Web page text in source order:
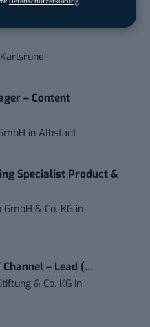
Karlsruhe
– Content
inAlbstadt
Specialist Product &
& Co. KG in
– Lead (...
& Co. KG in